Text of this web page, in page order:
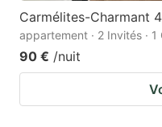
Carmélites-Charmant
appartement · 2 Invités · 1
90 € /nuit